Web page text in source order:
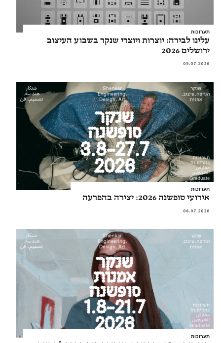
תערוכות
עלינו לבירה: יוצרות ויוצרי שנקר בשבוע העיצוב
ירושלים 2026
09.07.2026
תערוכות
אירועי סופשנה 2026: יצירה בהפרעה
06.07.2026
תערוכות